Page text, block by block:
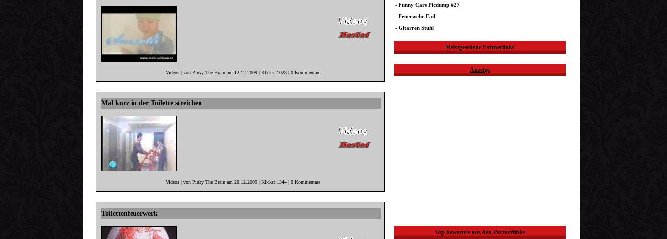
Videos | von Pinky The Brain am 12.12.2009 | Klicks: 1028 | 0 Kommentare
Mal kurz in der Toilette streichen
Videos | von Pinky The Brain am 20.12.2009 | Klicks: 1344 | 0 Kommentare
Toilettenfeuerwerk
-Funny Cars Picdump #27
-Feuerwehr Fail
-Gitarren Stuhl
Meistgesehene Partnerlinks
Anzeige
Top bewertete aus den Partnerlinks